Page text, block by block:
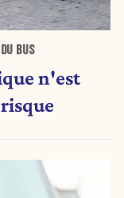
BUS
n'est